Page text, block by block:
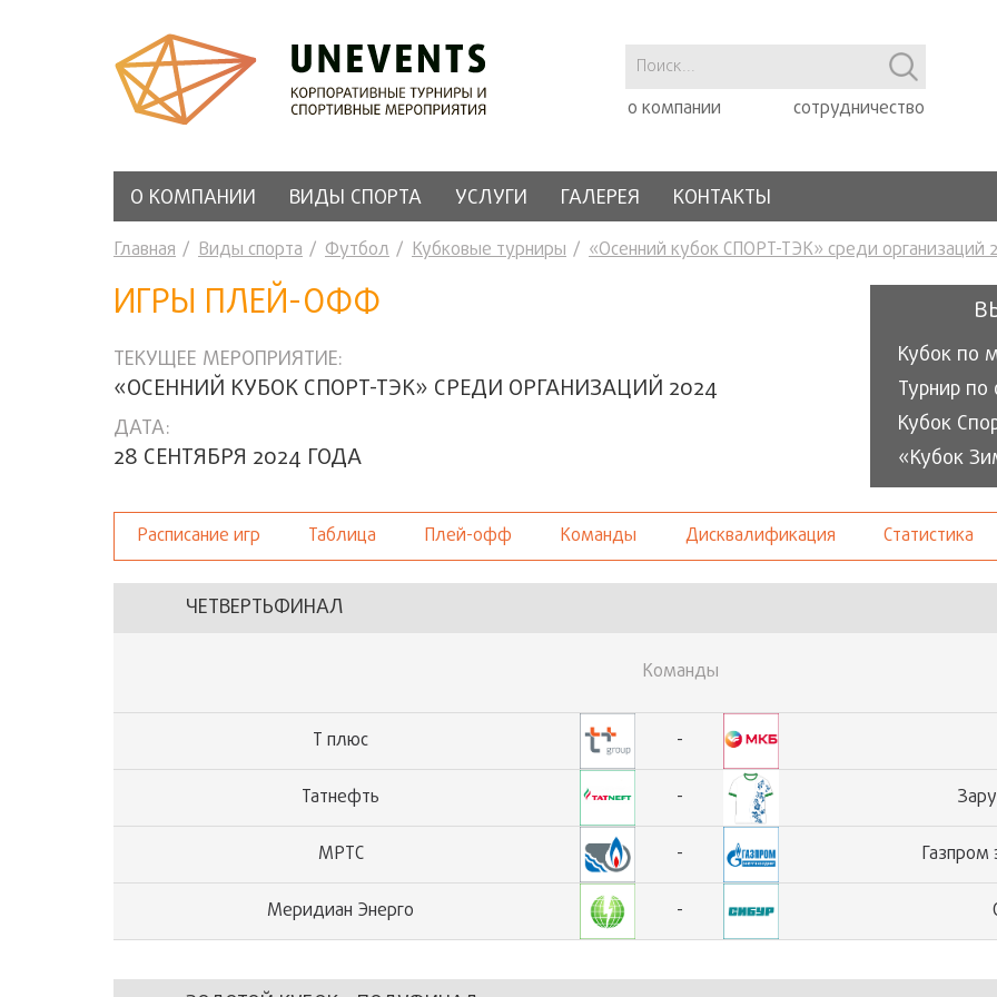
о компании сотрудничество
О КОМПАНИИ ВИДЫ СПОРТА УСЛУГИ ГАЛЕРЕЯ КОНТАКТЫ
Главная Виды спорта Футбол Кубковые турниры «Осенний кубок СПОРТ-ТЭК» среди организаций
ИГРЫ ПЛЕЙ-ОФФ
ТЕКУЩЕЕ МЕРОПРИЯТИЕ:
«ОСЕННИЙ КУБОК СПОРТ-ТЭК» СРЕДИ ОРГАНИЗАЦИЙ 2024
ДАТА:
28 СЕНТЯБРЯ 2024 ГОДА
Кубок по
Кубок
«Кубок
«Кубок
Кубок по
Расписание игр Таблица Плей-офф Команды Дисквалификация Статистика
ЧЕТВЕРТЬФИНАЛ
Команды
Т плюс -
Татнефть -
МРТС - Газпром
Меридиан Энерго -